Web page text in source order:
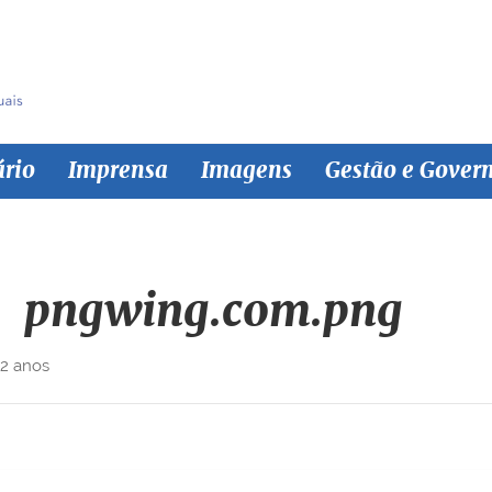
Imprensa Imagens Gestão e
pngwing.com.png
anos